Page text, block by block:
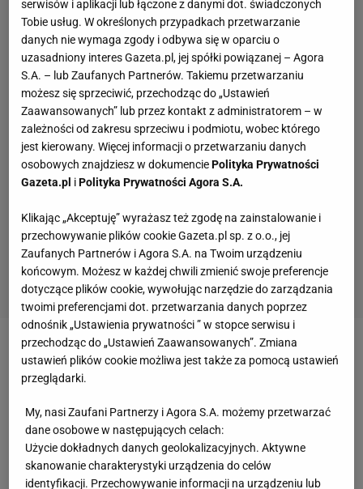
Choć gospodarze dominowali przez większą część
meczu i mieli 3/4 posiadania piłki, to
Gerrard może nie dostać swojego upragnionego
tytułu. I to m.in. sobie będzie mógł za to
"podziękować".
serwisów i aplikacji lub łączone z danymi dot. świadczonych
Tobie usług. W określonych przypadkach przetwarzanie
danych nie wymaga zgody i odbywa się w oparciu o
uzasadniony interes Gazeta.pl, jej spółki powiązanej – Agora
S.A. – lub Zaufanych Partnerów. Takiemu przetwarzaniu
możesz się sprzeciwić, przechodząc do „Ustawień
Zaawansowanych” lub przez kontakt z administratorem – w
zależności od zakresu sprzeciwu i podmiotu, wobec którego
jest kierowany. Więcej informacji o przetwarzaniu danych
osobowych znajdziesz w dokumenciePolityka Prywatności
Gazeta.pl iPolityka Prywatności Agora S.A.
Klikając „Akceptuję” wyrażasz też zgodę na zainstalowanie i
przechowywanie plików cookie Gazeta.pl sp. z o.o., jej
Zaufanych Partnerów i Agora S.A. na Twoim urządzeniu
końcowym. Możesz w każdej chwili zmienić swoje preferencje
dotyczące plików cookie, wywołując narzędzie do zarządzania
twoimi preferencjami dot. przetwarzania danych poprzez
odnośnik „Ustawienia prywatności ” w stopce serwisu i
przechodząc do „Ustawień Zaawansowanych”. Zmiana
ustawień plików cookie możliwa jest także za pomocą ustawień
przeglądarki.
My, nasi Zaufani Partnerzy i Agora S.A. możemy przetwarzać
dane osobowe w następujących celach:
Użycie dokładnych danych geolokalizacyjnych. Aktywne
skanowanie charakterystyki urządzenia do celów
identyfikacji. Przechowywanie informacji na urządzeniu lub